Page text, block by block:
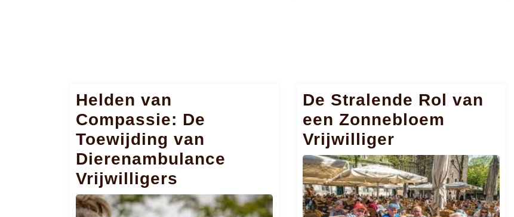
Helden van
Compassie: De
Toewijding van
Dierenambulance
Vrijwilligers
De Stralende Rol van
een Zonnebloem
Vrijwilliger